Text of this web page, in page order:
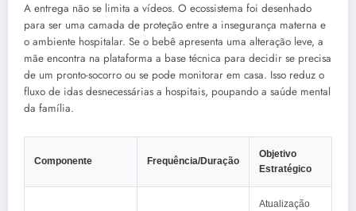
A entrega não se limita a vídeos. O ecossistema foi desenhado
para ser uma camada de proteção entre a insegurança materna e
o ambiente hospitalar. Se o bebê apresenta uma alteração leve, a
mãe encontra na plataforma a base técnica para decidir se precisa
de um pronto-socorro ou se pode monitorar em casa. Isso reduz o
fluxo de idas desnecessárias a hospitais, poupando a saúde mental
da família.
Componente Frequência/Duração
Objetivo
Estratégico
Atualização